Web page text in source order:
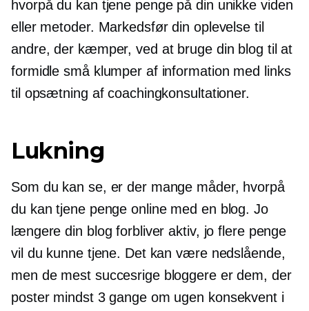
hvorpå du kan tjene penge på din unikke viden
eller metoder. Markedsfør din oplevelse til
andre, der kæmper, ved at bruge din blog til at
formidle små klumper af information med links
til opsætning af coachingkonsultationer.
Lukning
Som du kan se, er der mange måder, hvorpå
du kan tjene penge online med en blog. Jo
længere din blog forbliver aktiv, jo flere penge
vil du kunne tjene. Det kan være nedslående,
men de mest succesrige bloggere er dem, der
poster mindst 3 gange om ugen konsekvent i